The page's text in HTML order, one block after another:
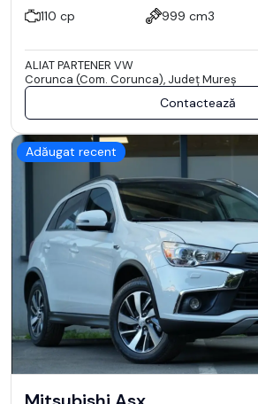
110 cp 999 cm3
ALIAT PARTENER VW
Corunca (Com. Corunca), Județ Mureş
Contactează
Adăugat recent